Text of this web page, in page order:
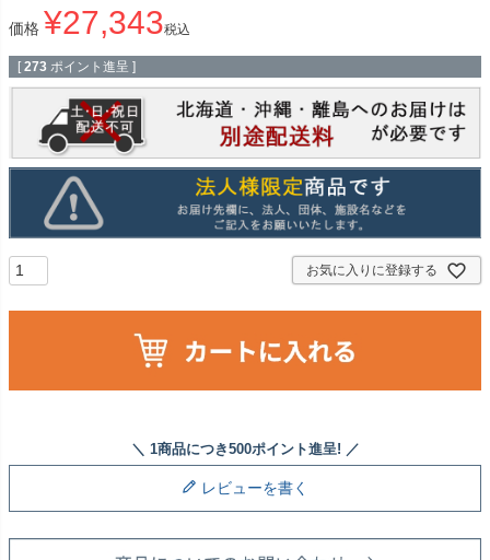
価格 ¥27,343税込
[ 273 ポイント進呈 ]
お気に入りに登録する
レビューを書く